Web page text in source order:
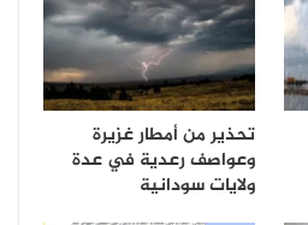
تحذير من أمطار غزيرة
وعواصف رعدية في عدة
ولايات سودانية